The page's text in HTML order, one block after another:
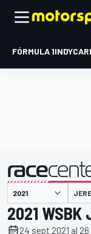
FÓRMULA 1INDYCAR
presentado por
2021 WSBK
24 sept 2021 al